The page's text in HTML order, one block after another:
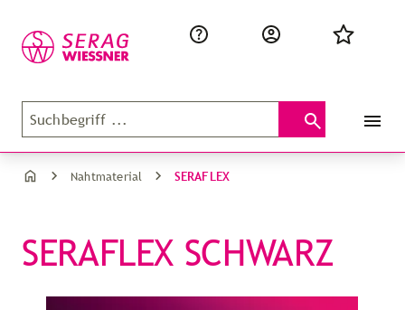
Nahtmaterial SERAFLEX
SERAFLEX SCHWARZ